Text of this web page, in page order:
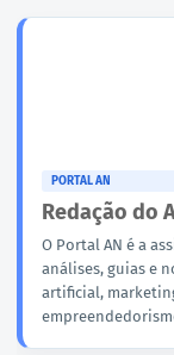
PORTAL AN
Redação do
O Portal AN é a
análises, guias e
artificial,